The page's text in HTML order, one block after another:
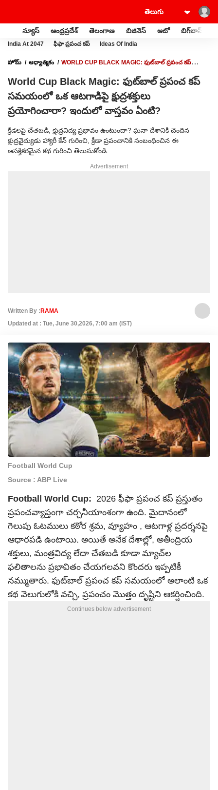
న్యూస్ ఆంధ్రప్రదేశ్ తెలంగాణ బిజినెస్ ఆటో బిగ్‌బాస్
India At 2047 ఫీఫా ప్రపంచ కప్ Ideas Of India
హోమ్ ఆధ్యాత్మికం
WORLD CUP BLACK MAGIC: ఫుట్‌బాల్ ప్రపంచ కప్
World Cup Black Magic: ఫుట్‌బాల్ ప్రపంచ కప్
సమయంలో ఒక ఆటగాడిపై క్షుద్రశక్తులు
ప్రయోగించారా? ఇందులో వాస్తవం ఏంటి?
క్రీడలపై చేతబడి, క్షుద్రవిద్య ప్రభావం ఉంటుందా? ఘనా దేశానికి చెందిన
క్షుద్రవైద్యుడు హ్యారీ కేన్ గురించి, క్రీడా ప్రపంచానికి సంబంధించిన ఈ
ఆసక్తికరమైన కథ గురించి తెలుసుకోండి.
Advertisement
Written By : RAMA
Updated at : Tue, June 30,2026, 7:00 am (IST)
Football World Cup
Source : ABP Live
Football World Cup: 2026 ఫీఫా ప్రపంచ కప్ ప్రస్తుతం
ప్రపంచవ్యాప్తంగా చర్చనీయాంశంగా ఉంది. మైదానంలో
గెలుపు ఓటములు కఠోర శ్రమ, వ్యూహం , ఆటగాళ్ల ప్రదర్శనపై
ఆధారపడి ఉంటాయి. అయితే అనేక దేశాల్లో, అతీంద్రియ
శక్తులు, మంత్రవిద్య లేదా చేతబడి కూడా మ్యాచ్‌ల
ఫలితాలను ప్రభావితం చేయగలవని కొందరు ఇప్పటికీ
నమ్ముతారు. ఫుట్‌బాల్ ప్రపంచ కప్ సమయంలో అలాంటి ఒక
కథ వెలుగులోకి వచ్చి, ప్రపంచం మొత్తం దృష్టిని ఆకర్షించింది.
Continues below advertisement